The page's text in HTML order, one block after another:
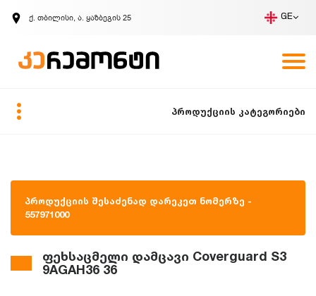
ქ. თბილისი, ა. ყაზბეგის 25 GE
ზარის მოთხოვნა
პროდუქციის კატეგორიები
პროდუქციის შესაძენად დარეკეთ ნომერზე -
557971000
ფეხსაცმელი დამცავი Coverguard S3
9AGAH36 36